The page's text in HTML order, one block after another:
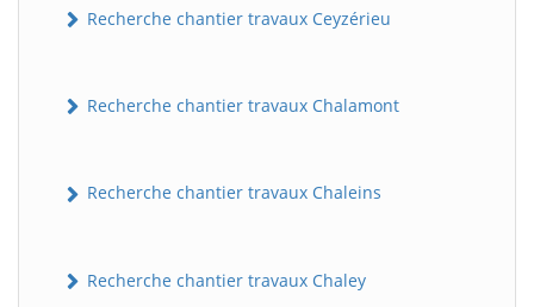
Recherche chantier travaux Ceyzérieu
Recherche chantier travaux Chalamont
Recherche chantier travaux Chaleins
Recherche chantier travaux Chaley